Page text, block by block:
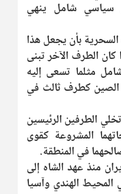
سياسي شامل ينهي
بأن يجعل هذا
كان الطرف الآخر تبنى
مثلما تسعى إليه
الصين كطرف ثالث في
الطرفين الرئيسين
المشروعة كقوى
في المنطقة.
منذ عهد الشاه إلى
المحيط الهندي وآسيا